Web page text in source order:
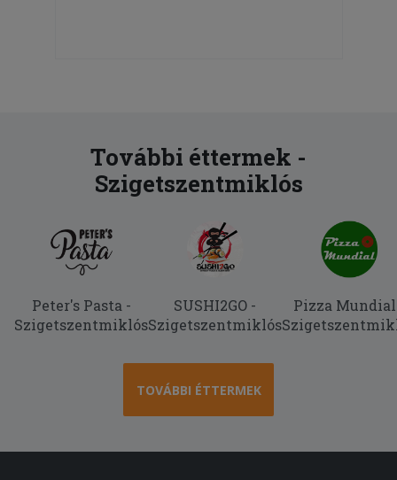
További éttermek -
Szigetszentmiklós
Peter's Pasta -
Szigetszentmiklós
SUSHI2GO -
Szigetszentmiklós
Pizza
TOVÁBBI ÉTTERMEK